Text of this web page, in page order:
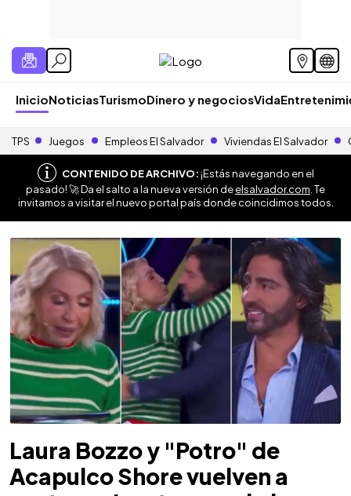
InicioNoticiasTurismoDinero y negociosVida
TPS Juegos Empleos El Salvador Viviendas El Salvador
CONTENIDO DE ARCHIVO:¡Estás navegando en el
pasado! 🚀 Da el salto a la nueva versión deelsalvador.com . Te
invitamos a visitar el nuevo portal país donde coincidimos todos.
Laura Bozzo y "Potro" de
Acapulco Shore vuelven a